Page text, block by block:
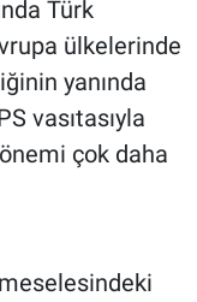
Türk
ülkelerinde
yanında
vasıtasıyla
çok daha